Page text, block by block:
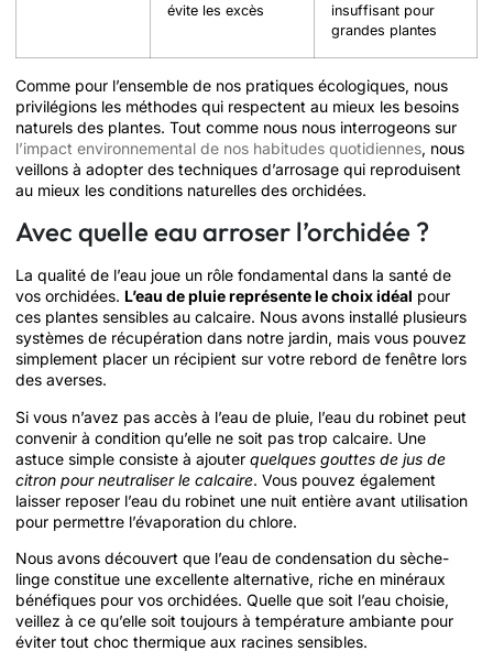
évite les excès
insuffisant pour
grandes plantes
Comme pour l’ensemble de nos pratiques écologiques, nous
privilégions les méthodes qui respectent au mieux les besoins
naturels des plantes. Tout comme nous nous interrogeons sur
l’impact environnemental de nos habitudes quotidiennes, nous
veillons à adopter des techniques d’arrosage qui reproduisent
au mieux les conditions naturelles des orchidées.
Avec quelle eau arroser l’orchidée ?
La qualité de l’eau joue un rôle fondamental dans la santé de
vos orchidées. L’eau de pluie représente le choix idéal pour
ces plantes sensibles au calcaire. Nous avons installé plusieurs
systèmes de récupération dans notre jardin, mais vous pouvez
simplement placer un récipient sur votre rebord de fenêtre lors
des averses.
Si vous n’avez pas accès à l’eau de pluie, l’eau du robinet peut
convenir à condition qu’elle ne soit pas trop calcaire. Une
astuce simple consiste à ajouter quelques gouttes de jus de
citron pour neutraliser le calcaire. Vous pouvez également
laisser reposer l’eau du robinet une nuit entière avant utilisation
pour permettre l’évaporation du chlore.
Nous avons découvert que l’eau de condensation du sèche-
linge constitue une excellente alternative, riche en minéraux
bénéfiques pour vos orchidées. Quelle que soit l’eau choisie,
veillez à ce qu’elle soit toujours à température ambiante pour
éviter tout choc thermique aux racines sensibles.